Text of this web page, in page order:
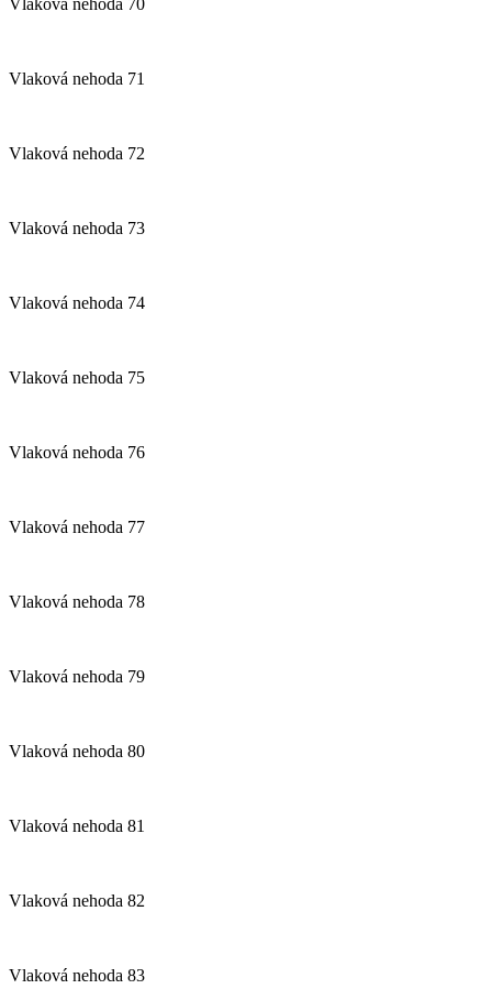
Vlaková nehoda 71
Vlaková nehoda 72
Vlaková nehoda 73
Vlaková nehoda 74
Vlaková nehoda 75
Vlaková nehoda 76
Vlaková nehoda 77
Vlaková nehoda 78
Vlaková nehoda 79
Vlaková nehoda 80
Vlaková nehoda 81
Vlaková nehoda 82
Vlaková nehoda 83